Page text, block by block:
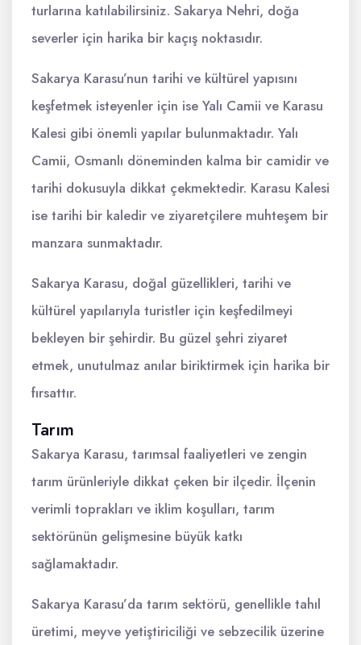
turlarına katılabilirsiniz. Sakarya Nehri, doğa
severler için harika bir kaçış noktasıdır.
Sakarya Karasu’nun tarihi ve kültürel yapısını
keşfetmek isteyenler için ise Yalı Camii ve Karasu
Kalesi gibi önemli yapılar bulunmaktadır. Yalı
Camii, Osmanlı döneminden kalma bir camidir ve
tarihi dokusuyla dikkat çekmektedir. Karasu Kalesi
ise tarihi bir kaledir ve ziyaretçilere muhteşem bir
manzara sunmaktadır.
Sakarya Karasu, doğal güzellikleri, tarihi ve
kültürel yapılarıyla turistler için keşfedilmeyi
bekleyen bir şehirdir. Bu güzel şehri ziyaret
etmek, unutulmaz anılar biriktirmek için harika bir
fırsattır.
Tarım
Sakarya Karasu, tarımsal faaliyetleri ve zengin
tarım ürünleriyle dikkat çeken bir ilçedir. İlçenin
verimli toprakları ve iklim koşulları, tarım
sektörünün gelişmesine büyük katkı
sağlamaktadır.
Sakarya Karasu’da tarım sektörü, genellikle tahıl
üretimi, meyve yetiştiriciliği ve sebzecilik üzerine